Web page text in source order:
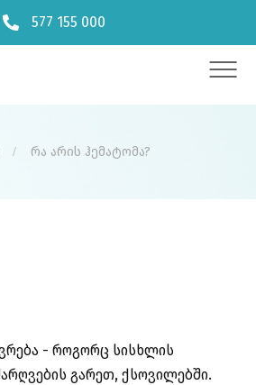
577 155 000
რა არის ჰემატომა?
- როგორც სისხლის
გარეთ, ქსოვილებში.